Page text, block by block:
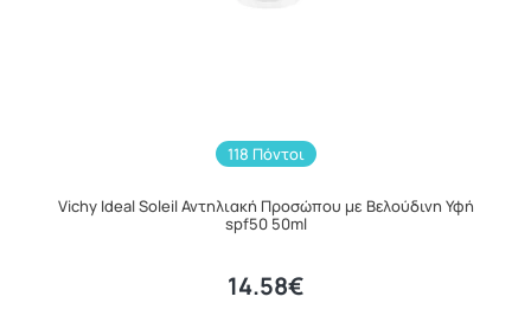
118 Πόντοι
Vichy Ideal Soleil Αντηλιακή Προσώπου με Βελούδινη Υφή
spf50 50ml
14.58€